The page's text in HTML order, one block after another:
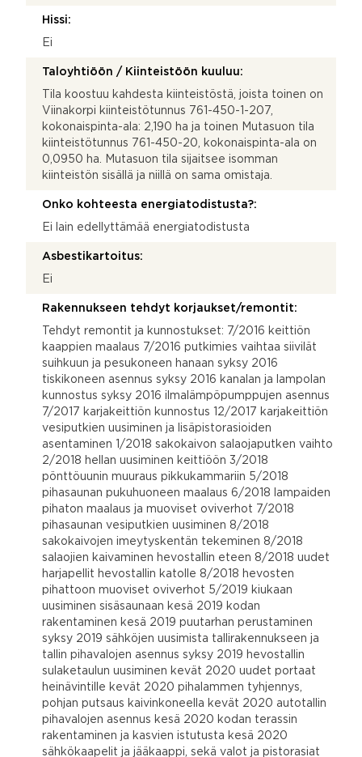
Hissi:
Ei
Taloyhtiöön / Kiinteistöön kuuluu:
Tila koostuu kahdesta kiinteistöstä, joista toinen on
Viinakorpi kiinteistötunnus 761-450-1-207,
kokonaispinta-ala: 2,190 ha ja toinen Mutasuon tila
kiinteistötunnus 761-450-20, kokonaispinta-ala on
0,0950 ha. Mutasuon tila sijaitsee isomman
kiinteistön sisällä ja niillä on sama omistaja.
Onko kohteesta energiatodistusta?:
Ei lain edellyttämää energiatodistusta
Asbestikartoitus:
Ei
Rakennukseen tehdyt korjaukset/remontit:
Tehdyt remontit ja kunnostukset: 7/2016 keittiön
kaappien maalaus 7/2016 putkimies vaihtaa siivilät
suihkuun ja pesukoneen hanaan syksy 2016
tiskikoneen asennus syksy 2016 kanalan ja lampolan
kunnostus syksy 2016 ilmalämpöpumppujen asennus
7/2017 karjakeittiön kunnostus 12/2017 karjakeittiön
vesiputkien uusiminen ja lisäpistorasioiden
asentaminen 1/2018 sakokaivon salaojaputken vaihto
2/2018 hellan uusiminen keittiöön 3/2018
pönttöuunin muuraus pikkukammariin 5/2018
pihasaunan pukuhuoneen maalaus 6/2018 lampaiden
pihaton maalaus ja muoviset oviverhot 7/2018
pihasaunan vesiputkien uusiminen 8/2018
sakokaivojen imeytyskentän tekeminen 8/2018
salaojien kaivaminen hevostallin eteen 8/2018 uudet
harjapellit hevostallin katolle 8/2018 hevosten
pihattoon muoviset oviverhot 5/2019 kiukaan
uusiminen sisäsaunaan kesä 2019 kodan
rakentaminen kesä 2019 puutarhan perustaminen
syksy 2019 sähköjen uusimista tallirakennukseen ja
tallin pihavalojen asennus syksy 2019 hevostallin
sulaketaulun uusiminen kevät 2020 uudet portaat
heinävintille kevät 2020 pihalammen tyhjennys,
pohjan putsaus kaivinkoneella kevät 2020 autotallin
pihavalojen asennus kesä 2020 kodan terassin
rakentaminen ja kasvien istutusta kesä 2020
sähkökaapelit ja jääkaappi, sekä valot ja pistorasiat